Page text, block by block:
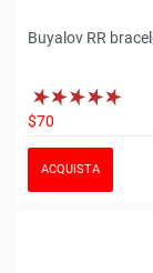
Buyalov RR
$70
ACQUISTA